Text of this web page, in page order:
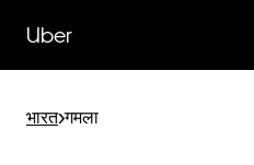
सामग्रीवरUber
भारत>गमला